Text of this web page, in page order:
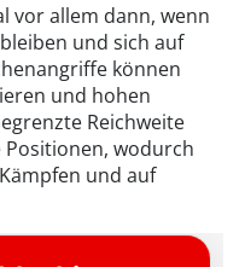
vor allem dann, wenn
und sich auf
können
und hohen
Reichweite
wodurch
und auf